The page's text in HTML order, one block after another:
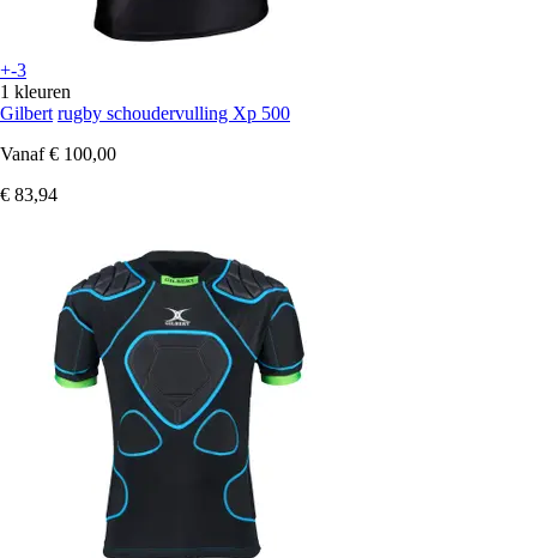
+-3
1 kleuren
Gilbert rugby schoudervulling Xp 500
Vanaf € 100,00
€ 83,94